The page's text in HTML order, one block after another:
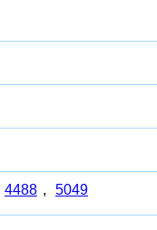
4488 , 5049